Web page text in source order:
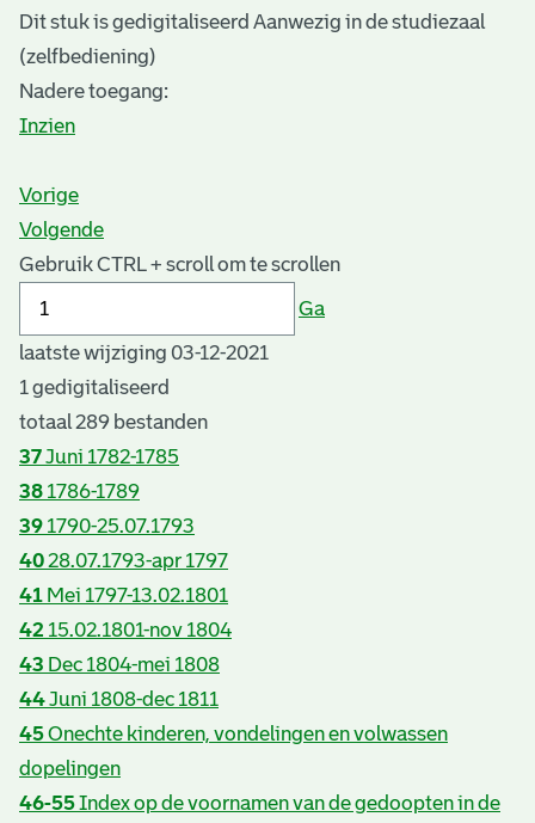
Dit stuk is gedigitaliseerd Aanwezig in de studiezaal
(zelfbediening)
Nadere toegang:
Inzien
Vorige
Volgende
Gebruik CTRL + scroll om te scrollen
Ga
laatste wijziging 03-12-2021
1 gedigitaliseerd
totaal 289 bestanden
37Juni 1782-1785
38 1786-1789
39 1790-25.07.1793
4028.07.1793-apr 1797
41 Mei 1797-13.02.1801
42 15.02.1801-nov 1804
43 Dec 1804-mei 1808
44Juni 1808-dec 1811
45Onechte kinderen, vondelingen en volwassen
dopelingen
46-55Index op de voornamen van de gedoopten in de